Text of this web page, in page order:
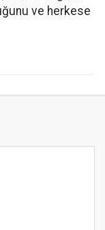
ve herkese